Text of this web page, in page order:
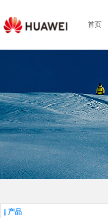
首页
产品